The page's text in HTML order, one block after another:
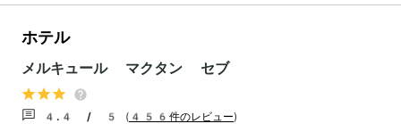
ホテル
メルキュール マクタン セブ
4.4 / 5 ( 456件のレビュー)